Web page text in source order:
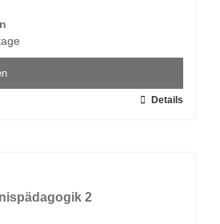
Details
2